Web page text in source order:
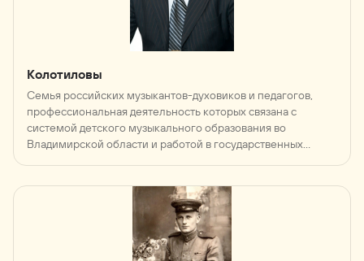
Колотиловы
Семья российских музыкантов-духовиков и педагогов,
профессиональная деятельность которых связана с
системой детского музыкального образования во
Владимирской области и работой в государственных